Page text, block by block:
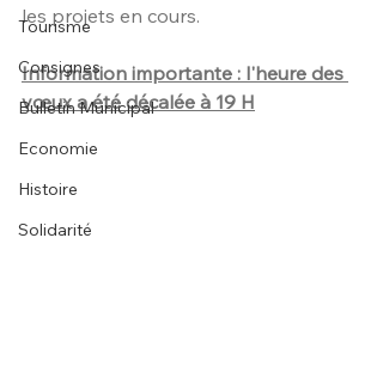
Tourisme
Consignes
Bulletin Municipal
Economie
Histoire
Solidarité
les projets en cours.
Information importante : l'heure des
vœux a été décalée à 19 H